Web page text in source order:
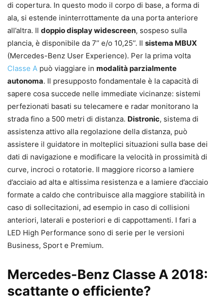
di copertura. In questo modo il corpo di base, a forma di
ala, si estende ininterrottamente da una porta anteriore
all’altra. Il doppio display widescreen, sospeso sulla
plancia, è disponibile da 7’’ e/o 10,25’’. Il sistema MBUX
(Mercedes-Benz User Experience). Per la prima volta
Classe A può viaggiare in modalità parzialmente
autonoma. Il presupposto fondamentale è la capacità di
sapere cosa succede nelle immediate vicinanze: sistemi
perfezionati basati su telecamere e radar monitorano la
strada fino a 500 metri di distanza. Distronic, sistema di
assistenza attivo alla regolazione della distanza, può
assistere il guidatore in molteplici situazioni sulla base dei
dati di navigazione e modificare la velocità in prossimità di
curve, incroci o rotatorie. Il maggiore ricorso a lamiere
d’acciaio ad alta e altissima resistenza e a lamiere d’acciaio
formate a caldo che contribuisce alla maggiore stabilità in
caso di sollecitazioni, ad esempio in caso di collisioni
anteriori, laterali e posteriori e di cappottamenti. I fari a
LED High Performance sono di serie per le versioni
Business, Sport e Premium.
Mercedes-Benz Classe A 2018:
scattante o efficiente?